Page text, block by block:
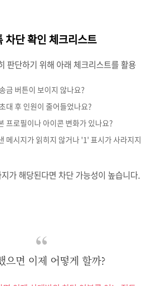
차단 확인 체크리스트
판단하기 위해 아래 체크리스트를 활용
금 버튼이 보이지 않나요?
대 후 인원이 줄어들었나요?
프로필이나 아이콘 변화가 있나요?
메시지가 읽히지 않거나 '1' 표시가 사라지지
가 해당된다면 차단 가능성이 높습니다.
으면 이제 어떻게 할까?